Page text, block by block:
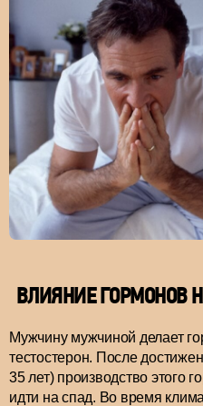
ВЛИЯНИЕ ГОРМОНОВ
Мужчину мужчиной делает
тестостерон. После
35 лет) производство этого
идти на спад. Во время